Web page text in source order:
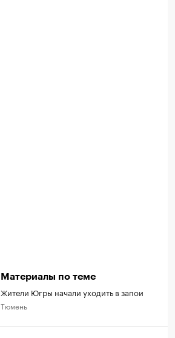
Материалы по теме
Жители Югры начали уходить в запои
Тюмень